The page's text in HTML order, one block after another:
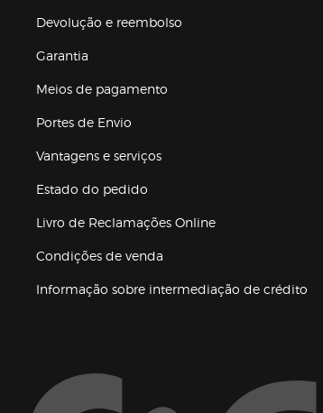
Devolução e reembolso
Garantia
Meios de pagamento
Portes de Envio
Vantagens e serviços
Estado do pedido
Livro de Reclamações Online
Condições de venda
Informação sobre intermediação de crédito